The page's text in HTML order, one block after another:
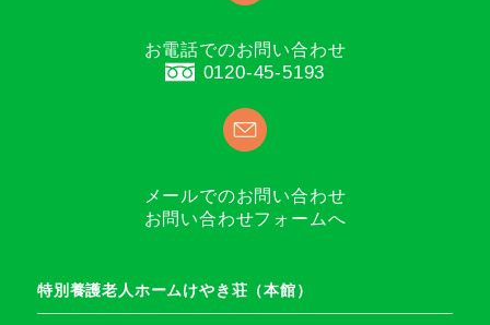
お電話でのお問い合わせ
0120-45-5193
メールでのお問い合わせ
お問い合わせフォームへ
特別養護老人ホームけやき荘（本館）